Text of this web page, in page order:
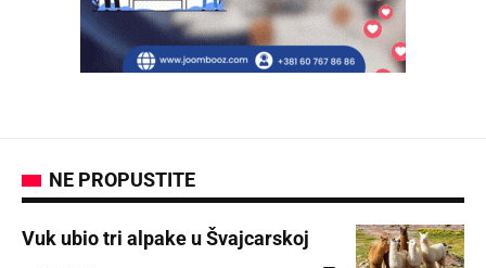
NE PROPUSTITE
Vuk ubio tri alpake u Švajcarskoj